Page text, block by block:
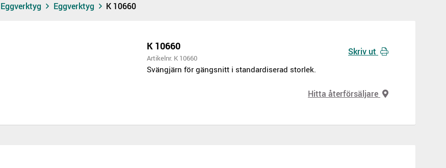
Eggverktyg Eggverktyg K 10660
K 10660
Artikelnr. K 10660
Svängjärn för gängsnitt i standardiserad storlek.
Skriv ut
Hitta återförsäljare